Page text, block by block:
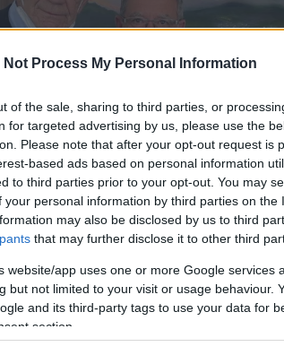
Not Process My Personal Information
of the sale, sharing to third parties, or
for targeted advertising by us, please use the
Please note that after your opt-out request is
based ads based on personal information
to third parties prior to your opt-out. You may
personal information by third parties on the
may also be disclosed by us to third
that may further disclose it to other third
website/app uses one or more Google services
but not limited to your visit or usage behaviour.
and its third-party tags to use your data for
section.